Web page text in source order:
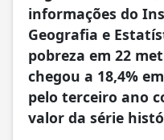
informações do
Geografia e
pobreza em 22
chegou a 18,4%
pelo terceiro ano
valor da série